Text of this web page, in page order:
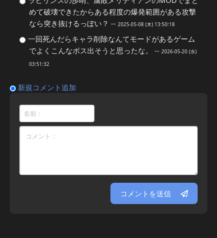
めて破壊できたからある程度の爆発範囲がある攻撃
なら突き抜けるっぽい？ -- 2025-05-08 (木) 13:50:18
一回死んだらキャラ削除なんてモードがあるゲーム
でよくこんなボス出そうと思ったな。 -- 2026-05-20 (水)
03:51:32
新規コメント追加
コメントを送信